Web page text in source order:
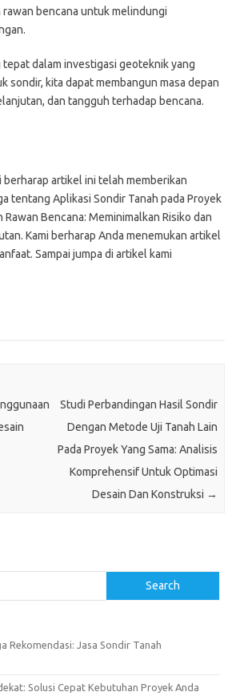
bencana untuk melindungi
dalam investigasi geoteknik yang
sondir, kita dapat membangun masa depan
dan tangguh terhadap bencana.
berharap artikel ini telah memberikan
tentang Aplikasi Sondir Tanah pada Proyek
Rawan Bencana: Meminimalkan Risiko dan
Kami berharap Anda menemukan artikel
Sampai jumpa di artikel kami
Studi Perbandingan Hasil Sondir
Dengan Metode Uji Tanah Lain
Pada Proyek Yang Sama: Analisis
Komprehensif Untuk Optimasi
Desain Dan Konstruksi →
Search
Rekomendasi: Jasa Sondir Tanah
Solusi Cepat Kebutuhan Proyek Anda